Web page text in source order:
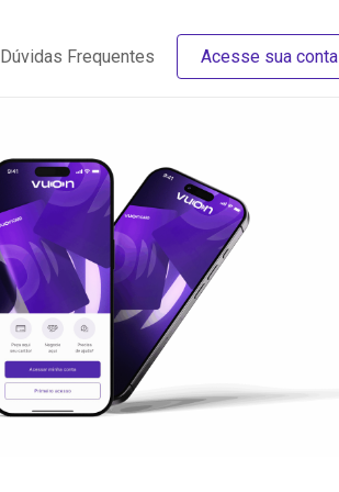
Dúvidas Frequentes Acesse sua conta